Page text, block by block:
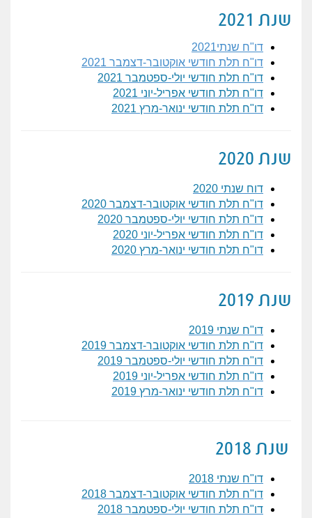
שנת 2021
דו"ח שנתי2021
דו"ח תלת חודשי אוקטובר-דצמבר 2021
דו"ח תלת חודשי יולי-ספטמבר 2021
דו"ח תלת חודשי אפריל-יוני 2021
דו"ח תלת חודשי ינואר-מרץ 2021
שנת 2020
דוח שנתי 2020
דו"ח תלת חודשי אוקטובר-דצמבר 2020
דו"ח תלת חודשי יולי-ספטמבר 2020
דו"ח תלת חודשי אפריל-יוני 2020
דו"ח תלת חודשי ינואר-מרץ 2020
שנת 2019
דו"ח שנתי 2019
דו"ח תלת חודשי אוקטובר-דצמבר 2019
דו"ח תלת חודשי יולי-ספטמבר 2019
דו"ח תלת חודשי אפריל-יוני 2019
דו"ח תלת חודשי ינואר-מרץ 2019
שנת 2018
דו"ח שנתי 2018
דו"ח תלת חודשי אוקטובר-דצמבר 2018
דו"ח תלת חודשי יולי-ספטמבר 2018